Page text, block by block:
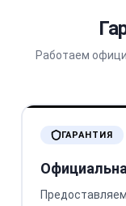
Работаем
ГАРАНТИЯ